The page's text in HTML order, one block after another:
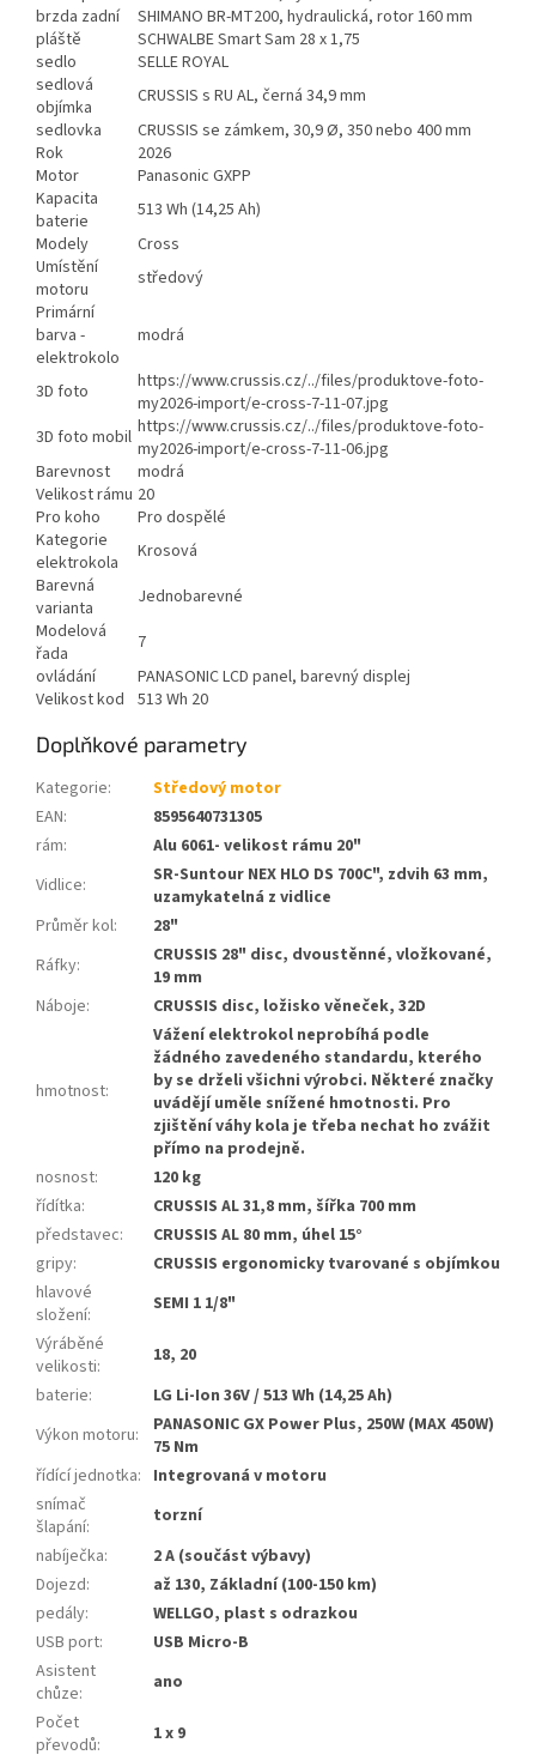
brzda zadní
SHIMANO BR-MT200, hydraulická, rotor 160 mm
pláště
SCHWALBE Smart Sam 28 x 1,75
sedlo
SELLE ROYAL
sedlová
objímka
CRUSSIS s RU AL, černá 34,9 mm
sedlovka
CRUSSIS se zámkem, 30,9 Ø, 350 nebo 400 mm
Rok
2026
Motor
Panasonic GXPP
Kapacita
baterie
513 Wh (14,25 Ah)
Modely
Cross
Umístění
motoru
středový
Primární
barva -
elektrokolo
modrá
3D foto
https://www.crussis.cz/../files/produktove-foto-
my2026-import/e-cross-7-11-07.jpg
3D foto mobil https://www.crussis.cz/../files/produktove-foto-
my2026-import/e-cross-7-11-06.jpg
Barevnost
modrá
Velikost rámu 20
Pro koho
Pro dospělé
Kategorie
elektrokola
Krosová
Barevná
varianta
Jednobarevné
Modelová
řada
7
ovládání
PANASONIC LCD panel, barevný displej
Velikost kod 513 Wh 20
Doplňkové parametry
Kategorie:
Středový motor
EAN:
8595640731305
rám:
Alu 6061- velikost rámu 20"
Vidlice:
SR-Suntour NEX HLO DS 700C", zdvih 63 mm,
uzamykatelná z vidlice
Průměr kol:
28"
Ráfky:
CRUSSIS 28" disc, dvoustěnné, vložkované,
19 mm
Náboje: CRUSSIS disc, ložisko věneček, 32D
hmotnost:
Vážení elektrokol neprobíhá podle
žádného zavedeného standardu, kterého
by se drželi všichni výrobci. Některé značky
uvádějí uměle snížené hmotnosti. Pro
zjištění váhy kola je třeba nechat ho zvážit
přímo na prodejně.
nosnost:
120 kg
řídítka:
CRUSSIS AL 31,8 mm, šířka 700 mm
představec:
CRUSSIS AL 80 mm, úhel 15°
gripy:
CRUSSIS ergonomicky tvarované s objímkou
hlavové
složení:
SEMI 1 1/8"
Výráběné
velikosti:
18, 20
baterie:
LG Li-Ion 36V / 513 Wh (14,25 Ah)
Výkon motoru:
PANASONIC GX Power Plus, 250W (MAX 450W)
75 Nm
řídící jednotka: Integrovaná v motoru
snímač
šlapání:
torzní
nabíječka:
2 A (součást výbavy)
Dojezd:
až 130, Základní (100-150 km)
pedály:
WELLGO, plast s odrazkou
USB port:
USB Micro-B
Asistent
chůze:
ano
Počet
převodů:
1 x 9